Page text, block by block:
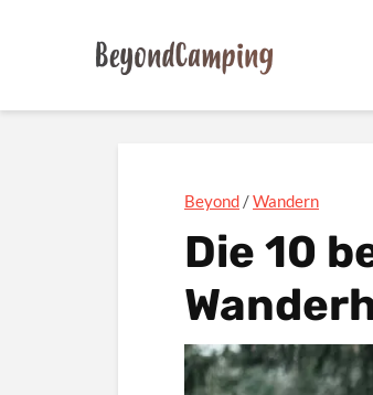
Beyond /Wandern
Die 10